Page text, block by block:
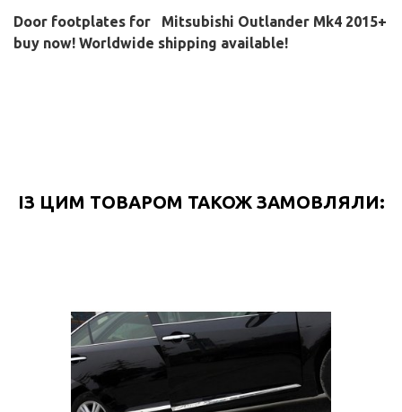
Door footplates for
Mitsubishi Outlander Mk4 2015+
buy now! Worldwide shipping available!
ІЗ ЦИМ ТОВАРОМ ТАКОЖ ЗАМОВЛЯЛИ: